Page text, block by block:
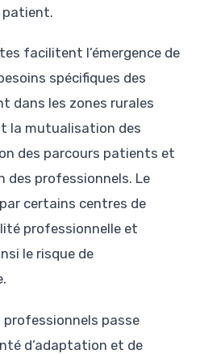
patient.
facilitent l’émergence de
spécifiques des
dans les zones rurales
la mutualisation des
des parcours patients et
des professionnels. Le
certains centres de
professionnelle et
le risque de
professionnels passe
d’adaptation et de